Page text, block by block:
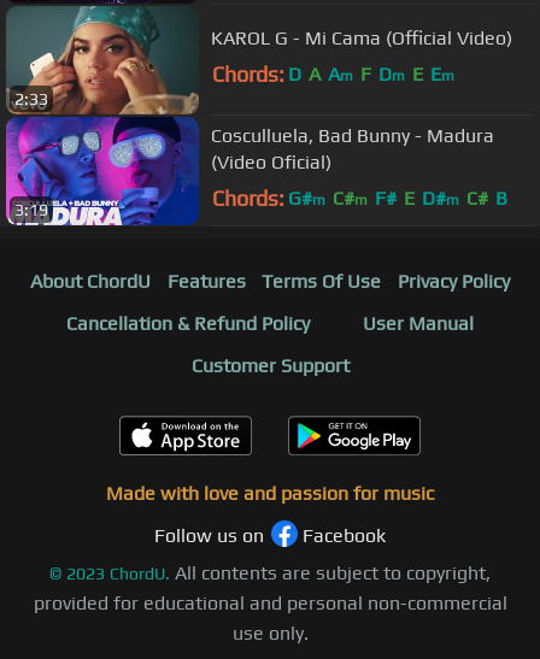
2:33
KAROL G - Mi Cama (Official Video)
Chords: D A Am F Dm E Em
3:19
Cosculluela, Bad Bunny - Madura
(Video Oficial)
Chords: G#m C#m F# E D#m C# B
About ChordU Features Terms Of Use
Privacy Policy
Cancellation & Refund Policy
User Manual
Customer Support
Made with love and passion for music
Follow us on
Facebook
© 2023 ChordU. All contents are subject to copyright,
provided for educational and personal non-commercial
use only.